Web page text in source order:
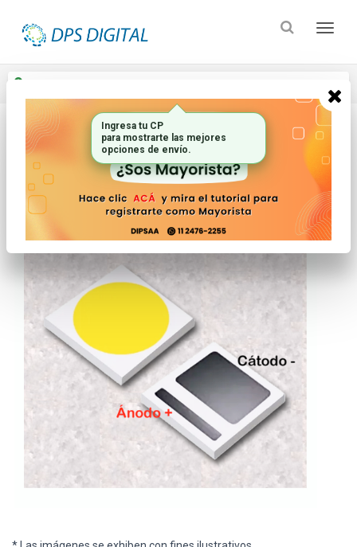
Inicio Electronica Audio Y Video_2 Repuestos
Ingresa tu CP
para mostrarte las mejores
opciones de envío.